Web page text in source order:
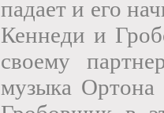
падает и его
Кеннеди и
своему
музыка Ортона